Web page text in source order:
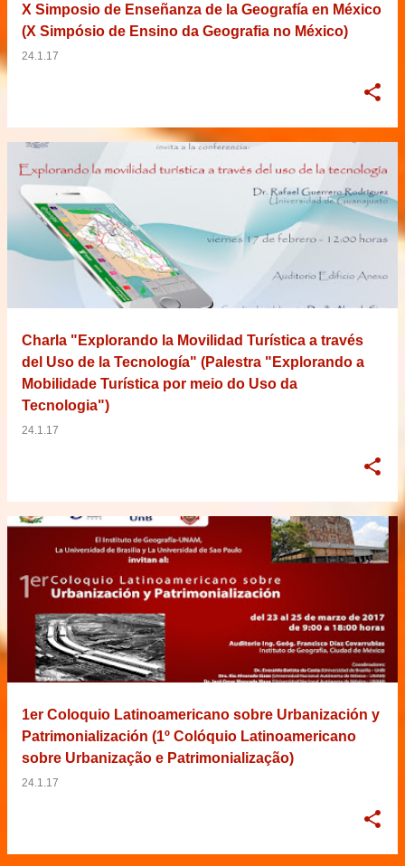
X Simposio de Enseñanza de la Geografía en México
(X Simpósio de Ensino da Geografia no México)
24.1.17
Charla "Explorando la Movilidad Turística a través
del Uso de la Tecnología" (Palestra "Explorando a
Mobilidade Turística por meio do Uso da
Tecnologia")
24.1.17
1er Coloquio Latinoamericano sobre Urbanización y
Patrimonialización (1º Colóquio Latinoamericano
sobre Urbanização e Patrimonialização)
24.1.17